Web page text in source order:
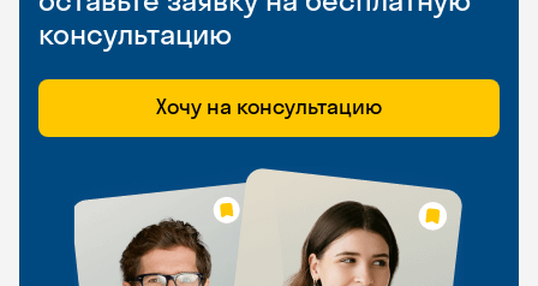
консультацию
Хочу на консультацию